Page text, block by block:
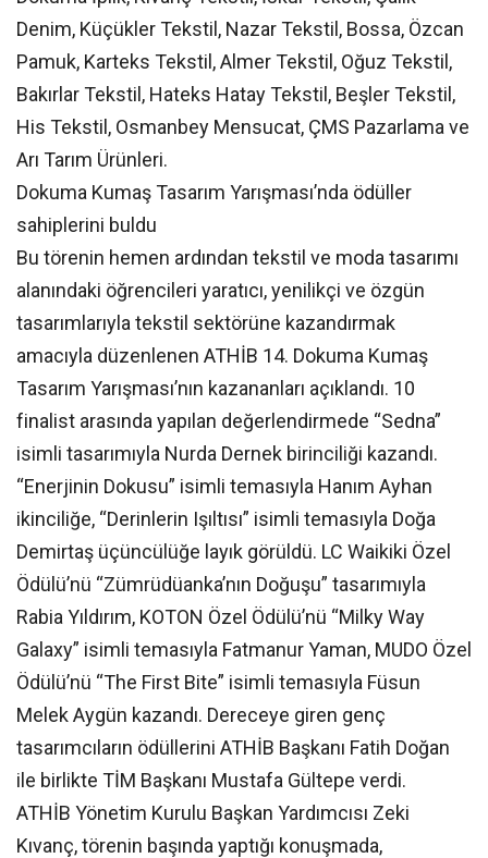
Denim, Küçükler Tekstil, Nazar Tekstil, Bossa, Özcan
Pamuk, Karteks Tekstil, Almer Tekstil, Oğuz Tekstil,
Bakırlar Tekstil, Hateks Hatay Tekstil, Beşler Tekstil,
His Tekstil, Osmanbey Mensucat, ÇMS Pazarlama ve
Arı Tarım Ürünleri.
Dokuma Kumaş Tasarım Yarışması’nda ödüller
sahiplerini buldu
Bu törenin hemen ardından tekstil ve moda tasarımı
alanındaki öğrencileri yaratıcı, yenilikçi ve özgün
tasarımlarıyla tekstil sektörüne kazandırmak
amacıyla düzenlenen ATHİB 14. Dokuma Kumaş
Tasarım Yarışması’nın kazananları açıklandı. 10
finalist arasında yapılan değerlendirmede “Sedna”
isimli tasarımıyla Nurda Dernek birinciliği kazandı.
“Enerjinin Dokusu” isimli temasıyla Hanım Ayhan
ikinciliğe, “Derinlerin Işıltısı” isimli temasıyla Doğa
Demirtaş üçüncülüğe layık görüldü. LC Waikiki Özel
Ödülü’nü “Zümrüdüanka’nın Doğuşu” tasarımıyla
Rabia Yıldırım, KOTON Özel Ödülü’nü “Milky Way
Galaxy” isimli temasıyla Fatmanur Yaman, MUDO Özel
Ödülü’nü “The First Bite” isimli temasıyla Füsun
Melek Aygün kazandı. Dereceye giren genç
tasarımcıların ödüllerini ATHİB Başkanı Fatih Doğan
ile birlikte TİM Başkanı Mustafa Gültepe verdi.
ATHİB Yönetim Kurulu Başkan Yardımcısı Zeki
Kıvanç, törenin başında yaptığı konuşmada,